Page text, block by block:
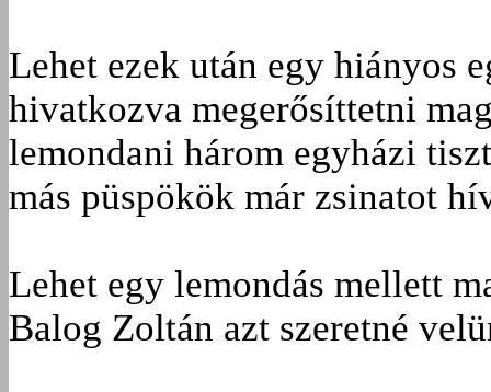
Lehet ezek után egy hiányos
hivatkozva megerősíttetni
lemondani három egyházi
más püspökök már zsinatot
Lehet egy lemondás mellett
Balog Zoltán azt szeretné